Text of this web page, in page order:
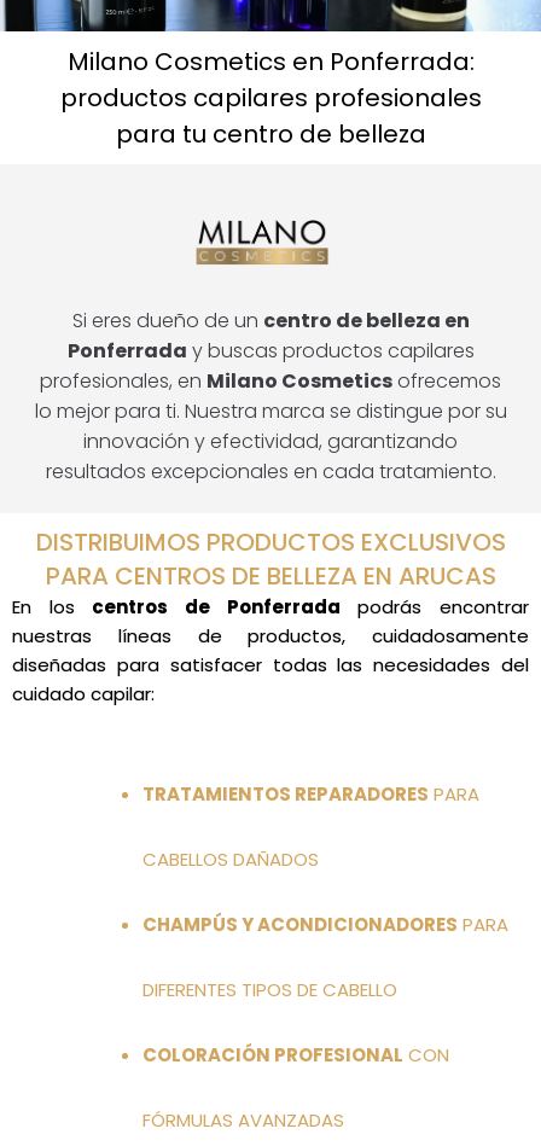
Milano Cosmetics en Ponferrada:
productos capilares profesionales
para tu centro de belleza
Si eres dueño de un centro de belleza en
Ponferrada y buscas productos capilares
profesionales, en Milano Cosmeticsofrecemos
lo mejor para ti. Nuestra marca se distingue por su
innovación y efectividad, garantizando
resultados excepcionales en cada tratamiento.
DISTRIBUIMOS PRODUCTOS EXCLUSIVOS
PARA CENTROS DE BELLEZA EN ARUCAS
En los centros de Ponferrada podrás encontrar
nuestras líneas de productos, cuidadosamente
diseñadas para satisfacer todas las necesidades del
cuidado capilar:
TRATAMIENTOS REPARADORES PARA
CABELLOS DAÑADOS
CHAMPÚS Y ACONDICIONADORES PARA
DIFERENTES TIPOS DE CABELLO
COLORACIÓN PROFESIONAL CON
FÓRMULAS AVANZADAS